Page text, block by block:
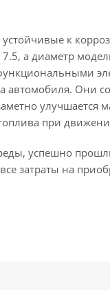
к
а диаметр
автомобиля. Они
при
успешно
затраты на